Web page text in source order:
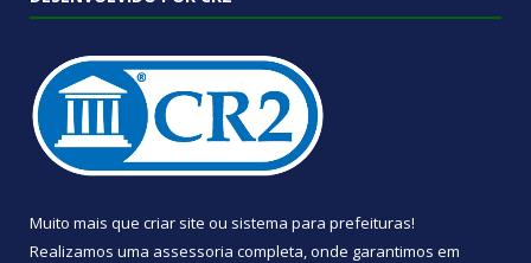
Muito mais que criar site ou sistema para prefeituras!
Realizamos uma assessoria completa, onde garantimos em